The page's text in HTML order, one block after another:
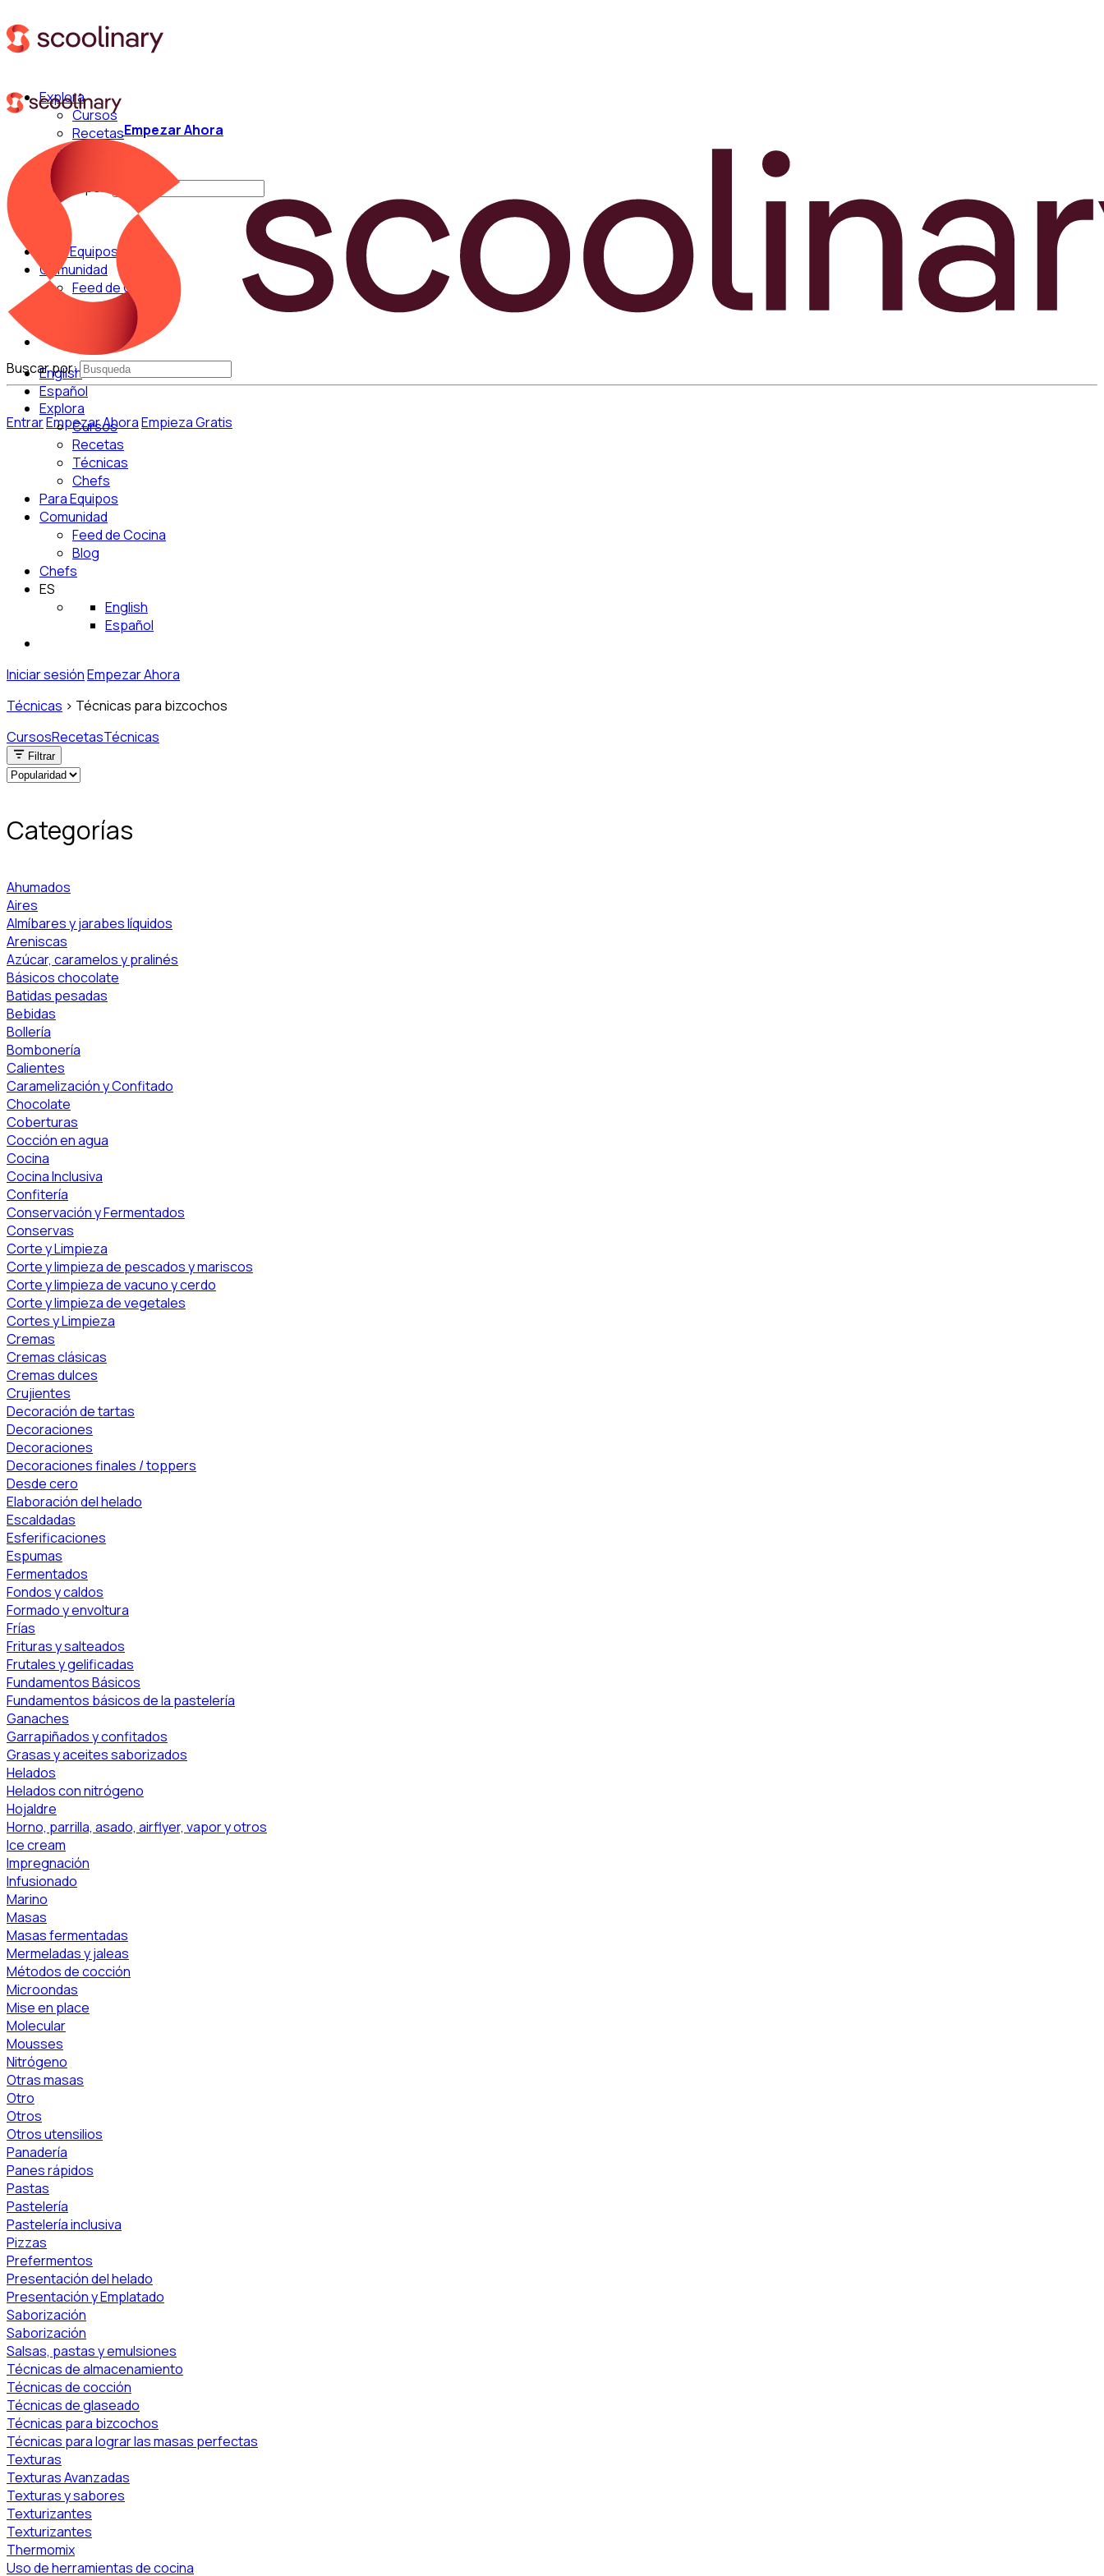
Explora
Cursos
Recetas
Buscar por:
Para Equipos
Comunidad
Feed de Cocina
Blog
English
Español
EntrarEmpezar AhoraEmpieza Gratis
Empezar Ahora
Buscar por:
Explora
Cursos
Recetas
Técnicas
Chefs
Para Equipos
Comunidad
Feed de Cocina
Blog
Chefs
ES
English
Español
Iniciar sesiónEmpezar Ahora
Técnicas > Técnicas para bizcochos
CursosRecetasTécnicas
Filtrar
Categorías
Ahumados
Aires
Almíbares y jarabes líquidos
Areniscas
Azúcar, caramelos y pralinés
Básicos chocolate
Batidas pesadas
Bebidas
Bollería
Bombonería
Calientes
Caramelización y Confitado
Chocolate
Coberturas
Cocción en agua
Cocina
Cocina Inclusiva
Confitería
Conservación y Fermentados
Conservas
Corte y Limpieza
Corte y limpieza de pescados y mariscos
Corte y limpieza de vacuno y cerdo
Corte y limpieza de vegetales
Cortes y Limpieza
Cremas
Cremas clásicas
Cremas dulces
Crujientes
Decoración de tartas
Decoraciones
Decoraciones
Decoraciones finales / toppers
Desde cero
Elaboración del helado
Escaldadas
Esferificaciones
Espumas
Fermentados
Fondos y caldos
Formado y envoltura
Frías
Frituras y salteados
Frutales y gelificadas
Fundamentos Básicos
Fundamentos básicos de la pastelería
Ganaches
Garrapiñados y confitados
Grasas y aceites saborizados
Helados
Helados con nitrógeno
Hojaldre
Horno, parrilla, asado, airflyer, vapor y otros
Ice cream
Impregnación
Infusionado
Marino
Masas
Masas fermentadas
Mermeladas y jaleas
Métodos de cocción
Microondas
Mise en place
Molecular
Mousses
Nitrógeno
Otras masas
Otro
Otros
Otros utensilios
Panadería
Panes rápidos
Pastas
Pastelería
Pastelería inclusiva
Pizzas
Prefermentos
Presentación del helado
Presentación y Emplatado
Saborización
Saborización
Salsas, pastas y emulsiones
Técnicas de almacenamiento
Técnicas de cocción
Técnicas de glaseado
Técnicas para bizcochos
Técnicas para lograr las masas perfectas
Texturas
Texturas Avanzadas
Texturas y sabores
Texturizantes
Texturizantes
Thermomix
Uso de herramientas de cocina